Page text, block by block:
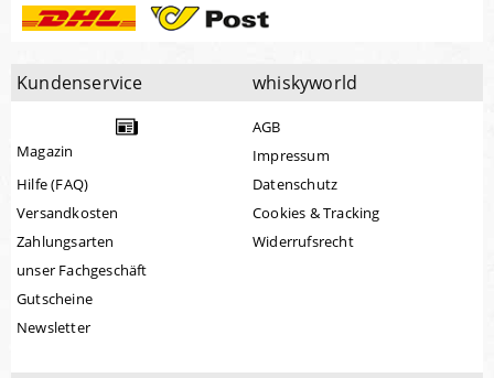
Kundenservice
Magazin
Hilfe (FAQ)
Versandkosten
Zahlungsarten
unser Fachgeschäft
Gutscheine
Newsletter
whiskyworld
AGB
Impressum
Datenschutz
Cookies & Tracking
Widerrufsrecht